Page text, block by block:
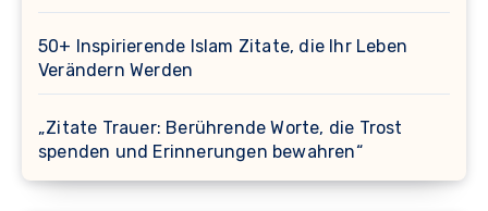
50+ Inspirierende Islam Zitate, die Ihr Leben
Verändern Werden
„Zitate Trauer: Berührende Worte, die Trost
spenden und Erinnerungen bewahren“